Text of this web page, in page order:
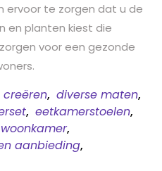
ervoor te zorgen dat u de
en planten kiest die
voor een gezonde
, diverse maten,
, eetkamerstoelen,
,
aanbieding,